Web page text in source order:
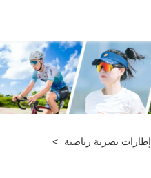
إطارات بصرية رياضية
>